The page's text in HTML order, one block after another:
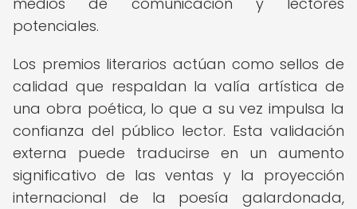
potenciales.
Los premios literarios actúan como sellos de
calidad que respaldan la valía artística de
una obra poética, lo que a su vez impulsa la
confianza del público lector. Esta validación
externa puede traducirse en un aumento
significativo de las ventas y la proyección
internacional de la poesía galardonada,